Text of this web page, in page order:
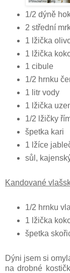
1/2 dýně
2 střední
1 lžička
1 lžička
1 cibule
1/2 hrnku
1 litr vody
1 lžička
1/2 lžičky
špetka kari
1 lžíce
sůl,
Kandované
1/2 hrnku
1 lžička
špetka
Dýni jsem si
na drobné